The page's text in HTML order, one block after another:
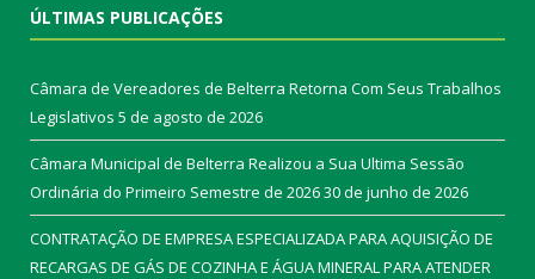
ÚLTIMAS PUBLICAÇÕES
Câmara de Vereadores de Belterra Retorna Com Seus Trabalhos
Legislativos 5 de agosto de 2026
Câmara Municipal de Belterra Realizou a Sua Ultima Sessão
Ordinária do Primeiro Semestre de 202630 de junho de 2026
CONTRATAÇÃO DE EMPRESA ESPECIALIZADA PARA AQUISIÇÃO DE
RECARGAS DE GÁS DE COZINHA E ÁGUA MINERAL PARA ATENDER